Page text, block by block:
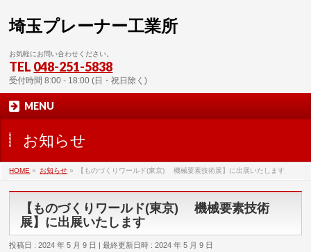
埼玉プレーナー工業所
お気軽にお問い合わせください。
TEL 048-251-5838
受付時間 8:00 - 18:00 (日・祝日除く)
MENU
お知らせ
HOME » お知らせ » 【ものづくりワールド(東京) 機械要素技術展】に出展いたします
【ものづくりワールド(東京) 機械要素技術
展】に出展いたします
投稿日 : 2024 年 5 月 9 日 最終更新日時 : 2024 年 5 月 9 日